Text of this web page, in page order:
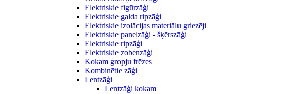
Elektriskie figūrzāģi
Elektriskie galda ripzāģi
Elektriskie izolācijas materiālu griezēji
Elektriskie paneļzāģi - šķērszāģi
Elektriskie ripzāģi
Elektriskie zobenzāģi
Kokam gropju frēzes
Kombinētie zāģi
Lentzāģi
Lentzāģi kokam